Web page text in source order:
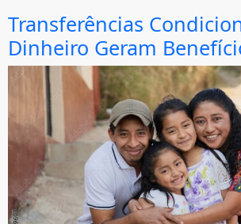
Transferências
Dinheiro Geram